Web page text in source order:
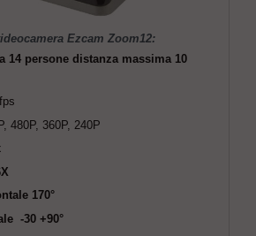
Ezcam Zoom12:
14 persone distanza massima 10
480P, 360P, 240P
170°
-30 +90°